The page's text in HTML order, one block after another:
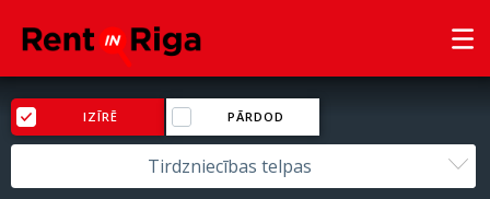
IZĪRĒ PĀRDOD
Tirdzniecības telpas